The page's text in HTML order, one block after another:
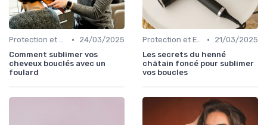
Protection et Entretien des Boucles •
24/03/2025
Comment sublimer vos
cheveux bouclés avec un
foulard
Protection et Entretien des Boucles •
21/03/2025
Les secrets du henné
châtain foncé pour sublimer
vos boucles